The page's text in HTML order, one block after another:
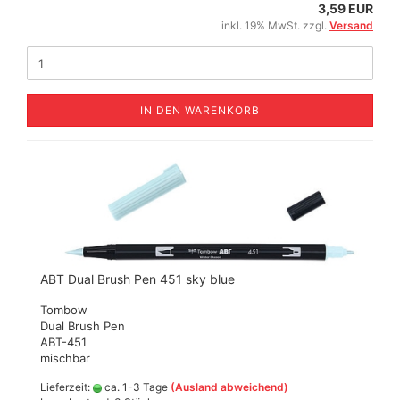
3,59 EUR
inkl. 19% MwSt. zzgl. Versand
IN DEN WARENKORB
ABT Dual Brush Pen 451 sky blue
Tombow
Dual Brush Pen
ABT-451
mischbar
Lieferzeit: ca. 1-3 Tage (Ausland abweichend)